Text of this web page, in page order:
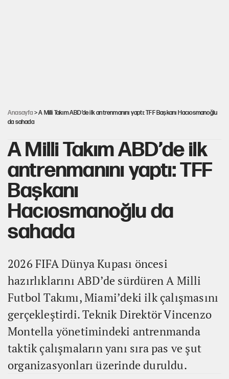
Anasayfa > A Milli Takım ABD’de ilk antrenmanını yaptı: TFF Başkanı Hacıosmanoğlu
da sahada
A Milli Takım ABD’de ilk
antrenmanını yaptı: TFF
Başkanı
Hacıosmanoğlu da
sahada
2026 FIFA Dünya Kupası öncesi
hazırlıklarını ABD’de sürdüren A Milli
Futbol Takımı, Miami’deki ilk çalışmasını
gerçekleştirdi. Teknik Direktör Vincenzo
Montella yönetimindeki antrenmanda
taktik çalışmaların yanı sıra pas ve şut
organizasyonları üzerinde duruldu.